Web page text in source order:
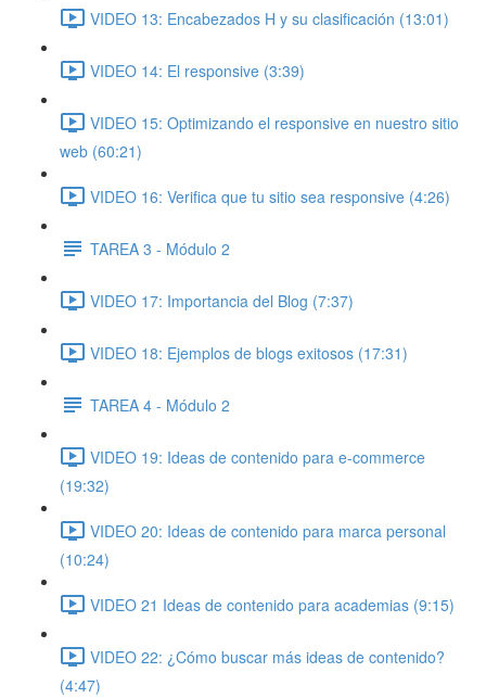
VIDEO 13: Encabezados H y su clasificación (13:01)
VIDEO 14: El responsive (3:39)
VIDEO 15: Optimizando el responsive en nuestro sitio
web (60:21)
VIDEO 16: Verifica que tu sitio sea responsive (4:26)
TAREA 3 - Módulo 2
VIDEO 17: Importancia del Blog (7:37)
VIDEO 18: Ejemplos de blogs exitosos (17:31)
TAREA 4 - Módulo 2
VIDEO 19: Ideas de contenido para e-commerce
(19:32)
VIDEO 20: Ideas de contenido para marca personal
(10:24)
VIDEO 21 Ideas de contenido para academias (9:15)
VIDEO 22: ¿Cómo buscar más ideas de contenido?
(4:47)